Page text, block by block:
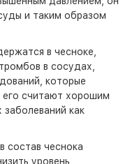
и таким образом
в чесноке,
в сосудах,
которые
считают хорошим
как
состав чеснока
уровень